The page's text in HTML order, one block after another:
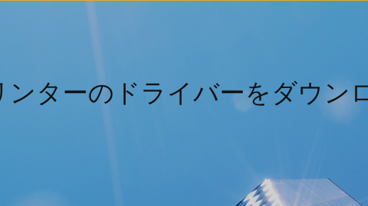
ンターのドライバーをダウン